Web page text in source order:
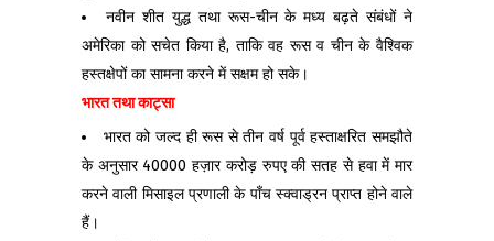
नवीन शीत युद्ध तथा रूस-चीन के मध्य बढ़ते संबंधों ने
अमेरिका को सचेत किया है, ताकि वह रूस व चीन के वैश्विक
हस्तक्षेपों का सामना करने में सक्षम हो सके।
भारत तथाकाट्सा
भारत को जल्द ही रूस से तीन वर्ष पूर्व हस्ताक्षरित समझौते
के अनुसार 40000 हज़ार करोड़ रुपए की सतह से हवा में मार
करने वाली मिसाइल प्रणाली के पाँच स्क्वाड्रन प्राप्त होने वाले
हैं।